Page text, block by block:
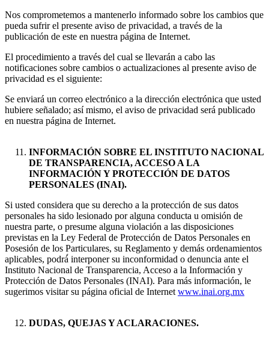
Nos comprometemos a mantenerlo informado sobre los cambios que
pueda sufrir el presente aviso de privacidad, a través de la
publicación de este en nuestra página de Internet.
El procedimiento a través del cual se llevarán a cabo las
notificaciones sobre cambios o actualizaciones al presente aviso de
privacidad es el siguiente:
Se enviará un correo electrónico a la dirección electrónica que usted
hubiere señalado; así mismo, el aviso de privacidad será publicado
en nuestra página de Internet.
INFORMACIÓN SOBRE EL INSTITUTO NACIONAL
DE TRANSPARENCIA, ACCESO A LA
INFORMACIÓN Y PROTECCIÓN DE DATOS
PERSONALES (INAI).
Si usted considera que su derecho a la protección de sus datos
personales ha sido lesionado por alguna conducta u omisión de
nuestra parte, o presume alguna violación a las disposiciones
previstas en la Ley Federal de Protección de Datos Personales en
Posesión de los Particulares, su Reglamento y demás ordenamientos
aplicables, podrá́ interponer su inconformidad o denuncia ante el
Instituto Nacional de Transparencia, Acceso a la Información y
Protección de Datos Personales (INAI). Para más información, le
sugerimos visitar su página oficial de Internet www.inai.org.mx
DUDAS, QUEJAS Y ACLARACIONES.